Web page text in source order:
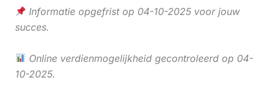
Informatie opgefrist op 04-10-2025 voor jouw
succes.
Online verdienmogelijkheid gecontroleerd op 04-
10-2025.